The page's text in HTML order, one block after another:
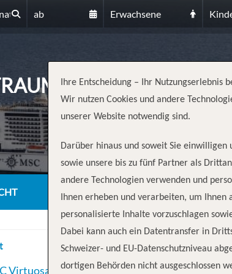
ab Erwachsene
VON
Virtuosa
Ihre Entscheidung – Ihr Nutzungserlebnis
Wir nutzen Cookies und andere
unserer Website notwendig sind.
Darüber hinaus und soweit Sie einwilligen
sowie unsere bis zu fünf Partner als
andere Technologien verwenden und
Ihnen erheben und verarbeiten, um
personalisierte Inhalte vorzuschlagen
Dabei kann auch ein Datentransfer in
Schweizer- und EU-Datenschutzniveau
dortigen Behörden nicht ausgeschlossen